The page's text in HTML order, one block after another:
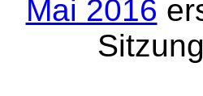
Mai 2016